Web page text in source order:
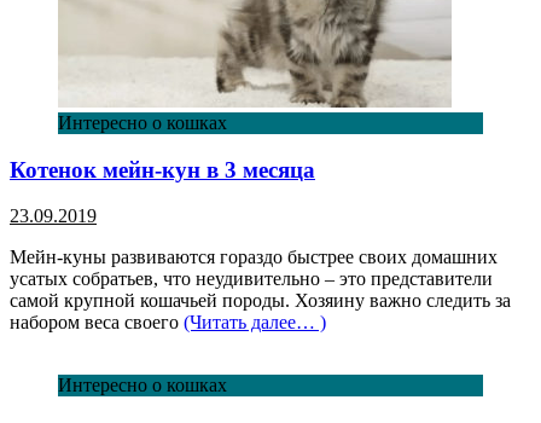
Интересно о кошках
Котенок мейн-кун в 3 месяца
23.09.2019
Мейн-куны развиваются гораздо быстрее своих домашних
усатых собратьев, что неудивительно – это представители
самой крупной кошачьей породы. Хозяину важно следить за
набором веса своего (Читать далее… )
Интересно о кошках